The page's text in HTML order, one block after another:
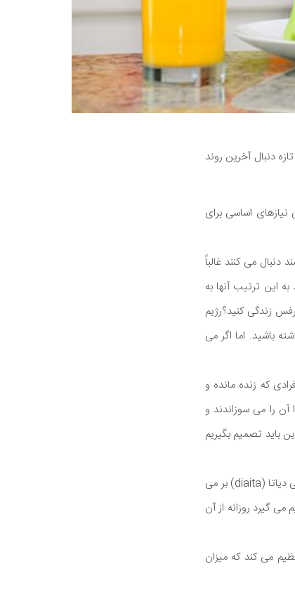
دنبال آخرین روند
لاغری را بدون درک واقعی نیازهای اساسی برای
دنبال می کنند غالباً
این ترتیب آنها به
زندگی کنید؟رژیم
باشید. اما اگر می
که زنده مانده و
را می سوزاندند و
باید تصمیم بگیریم
بسته به روشی که استفاده می شود می تواند دو معنی داشته باشد. تعریف سنتی به کلمه یونانی دیاتا (diaita) بر می
گیرد روزانه از آن
می کند که میزان